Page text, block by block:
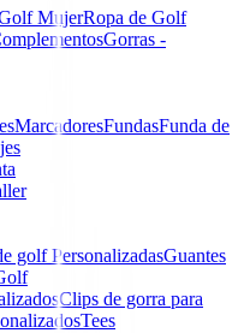
MujerRopa de Golf
Gorras -
MarcadoresFundasFunda de
golf PersonalizadasGuantes
Clips de gorra para
Tees